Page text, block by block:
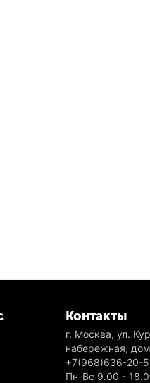
Контакты
г. Москва, ул.
набережная,
+7(968)636-20-
Пн-Вс 9.00 -